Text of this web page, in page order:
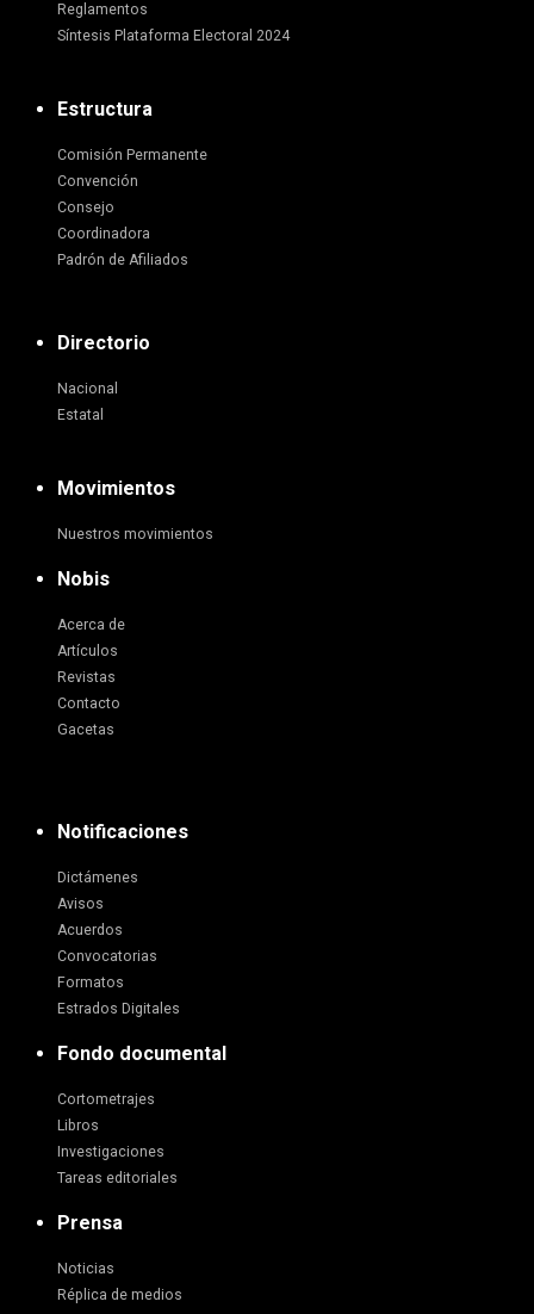
Reglamentos
Síntesis Plataforma Electoral 2024
Estructura
Comisión Permanente
Convención
Consejo
Coordinadora
Padrón de Afiliados
Directorio
Nacional
Estatal
Movimientos
Nuestros movimientos
Nobis
Acerca de
Artículos
Revistas
Contacto
Gacetas
Notificaciones
Dictámenes
Avisos
Acuerdos
Convocatorias
Formatos
Estrados Digitales
Fondo documental
Cortometrajes
Libros
Investigaciones
Tareas editoriales
Prensa
Noticias
Réplica de medios